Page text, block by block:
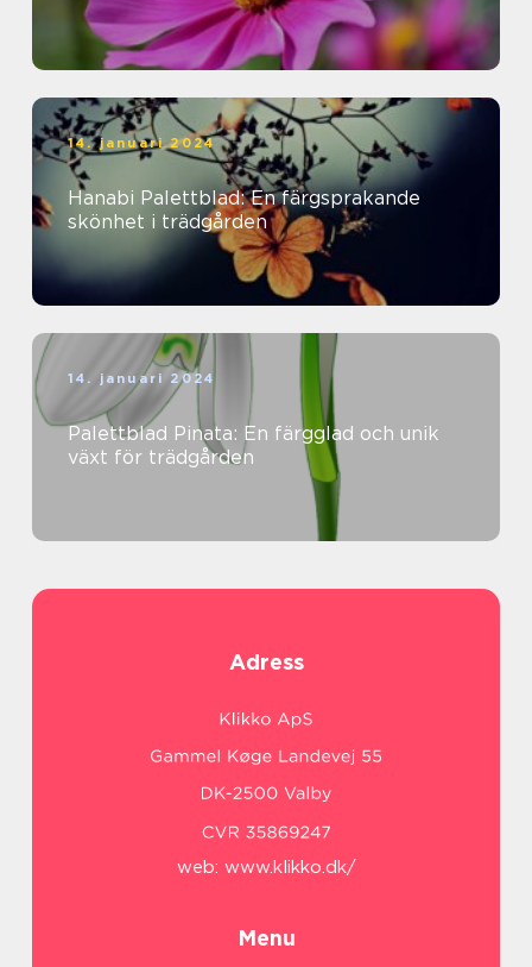
14. januari 2024
Hanabi Palettblad: En färgsprakande
skönhet i trädgården
14. januari 2024
Palettblad Pinata: En färgglad och unik
växt för trädgården
Adress
web: www.klikko.dk/
Menu